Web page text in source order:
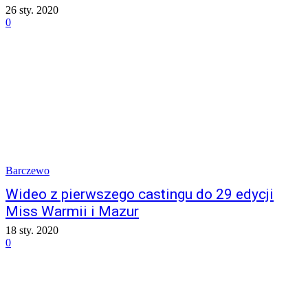
26 sty. 2020
0
Barczewo
Wideo z pierwszego castingu do 29 edycji
Miss Warmii i Mazur
18 sty. 2020
0